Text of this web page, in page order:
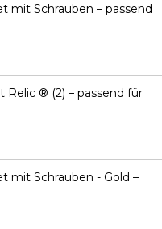
mit Schrauben – passend
Relic ® (2) – passend für
mit Schrauben - Gold –